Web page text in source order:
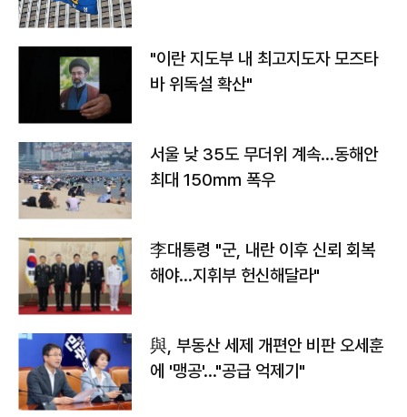
"이란 지도부 내 최고지도자 모즈타
바 위독설 확산"
서울 낮 35도 무더위 계속…동해안
최대 150㎜ 폭우
李대통령 "군, 내란 이후 신뢰 회복
해야…지휘부 헌신해달라"
與, 부동산 세제 개편안 비판 오세훈
에 '맹공'…"공급 억제기"